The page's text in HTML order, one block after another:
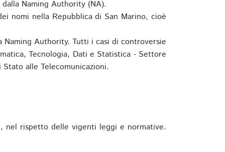
Naming Authority (NA).
nomi nella Repubblica di San Marino, cioè
Authority. Tutti i casi di controversie
Tecnologia, Dati e Statistica - Settore
alle Telecomunicazioni.
nel rispetto delle vigenti leggi e normative.